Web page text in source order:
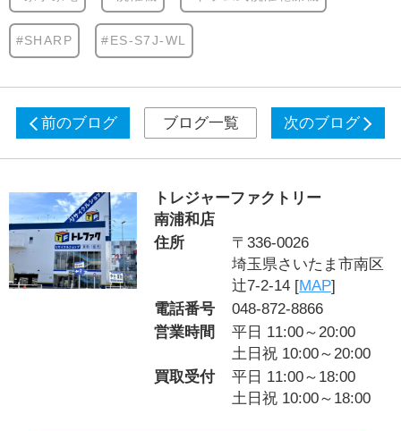
#SHARP #ES-S7J-WL
前のブログ ブログ一覧 次のブログ
トレジャーファクトリー
南浦和店
住所
〒336-0026
埼玉県さいたま市南区
辻7-2-14 [MAP]
電話番号
048-872-8866
営業時間
平日 11:00～20:00
土日祝 10:00～20:00
買取受付
平日 11:00～18:00
土日祝 10:00～18:00